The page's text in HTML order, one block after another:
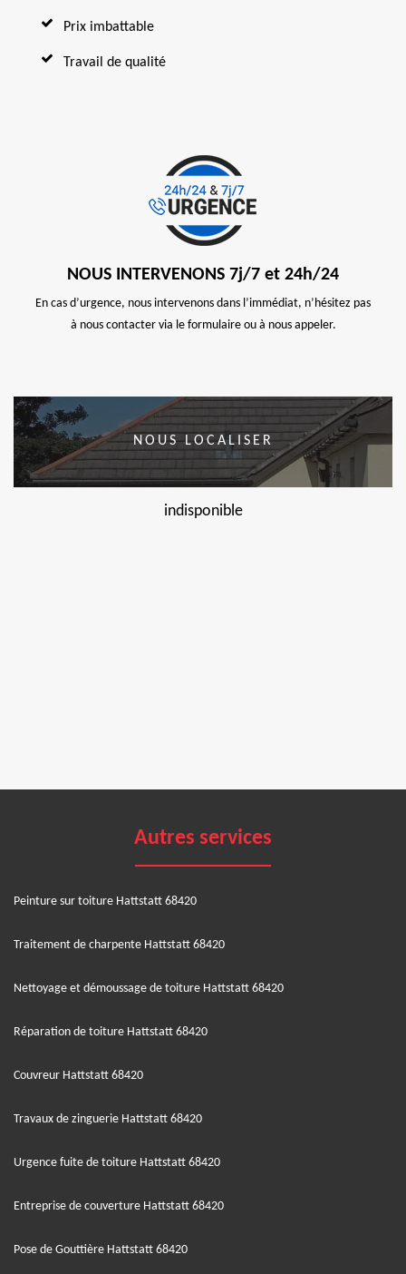
Prix imbattable
Travail de qualité
NOUS INTERVENONS 7j/7 et 24h/24
En cas d’urgence, nous intervenons dans l’immédiat, n’hésitez pas
à nous contacter via le formulaire ou à nous appeler.
NOUS LOCALISER
indisponible
Autres services
Peinture sur toiture Hattstatt 68420
Traitement de charpente Hattstatt 68420
Nettoyage et démoussage de toiture Hattstatt 68420
Réparation de toiture Hattstatt 68420
Couvreur Hattstatt 68420
Travaux de zinguerie Hattstatt 68420
Urgence fuite de toiture Hattstatt 68420
Entreprise de couverture Hattstatt 68420
Pose de Gouttière Hattstatt 68420